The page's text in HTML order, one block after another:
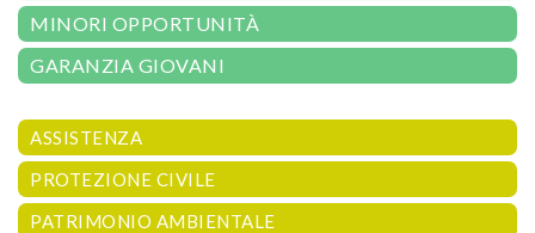
MINORI OPPORTUNITÀ
GARANZIA GIOVANI
ASSISTENZA
PROTEZIONE CIVILE
PATRIMONIO AMBIENTALE